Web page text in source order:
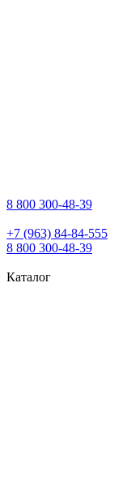
8 800 300‑48‑39
+7 (963) 84‑84‑555
8 800 300‑48‑39
Каталог